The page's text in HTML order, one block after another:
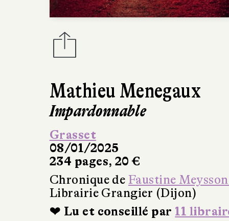
Mathieu Menegaux
Impardonnable
Grasset
08/01/2025
234 pages, 20 €
Chronique de Faustine
Librairie Grangier (Dijon)
❤ Lu et conseillé par 11